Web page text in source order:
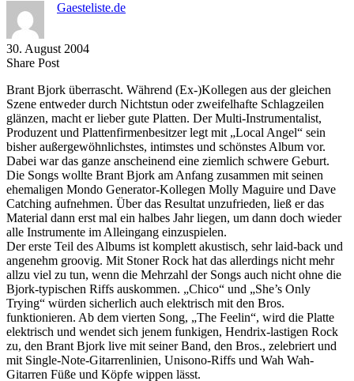
Gaesteliste.de
30. August 2004
Share PostShare
Facebook
Copy
to
clipboard
Send
via
eMail
Brant Bjork überrascht. Während (Ex-)Kollegen aus der gleichen
Szene entweder durch Nichtstun oder zweifelhafte Schlagzeilen
glänzen, macht er lieber gute Platten. Der Multi-Instrumentalist,
Produzent und Plattenfirmenbesitzer legt mit „Local Angel“ sein
bisher außergewöhnlichstes, intimstes und schönstes Album vor.
Dabei war das ganze anscheinend eine ziemlich schwere Geburt.
Die Songs wollte Brant Bjork am Anfang zusammen mit seinen
ehemaligen Mondo Generator-Kollegen Molly Maguire und Dave
Catching aufnehmen. Über das Resultat unzufrieden, ließ er das
Material dann erst mal ein halbes Jahr liegen, um dann doch wieder
alle Instrumente im Alleingang einzuspielen.
Der erste Teil des Albums ist komplett akustisch, sehr laid-back und
angenehm groovig. Mit Stoner Rock hat das allerdings nicht mehr
allzu viel zu tun, wenn die Mehrzahl der Songs auch nicht ohne die
Bjork-typischen Riffs auskommen. „Chico“ und „She’s Only
Trying“ würden sicherlich auch elektrisch mit den Bros.
funktionieren. Ab dem vierten Song, „The Feelin“, wird die Platte
elektrisch und wendet sich jenem funkigen, Hendrix-lastigen Rock
zu, den Brant Bjork live mit seiner Band, den Bros., zelebriert und
mit Single-Note-Gitarrenlinien, Unisono-Riffs und Wah Wah-
Gitarren Füße und Köpfe wippen lässt.